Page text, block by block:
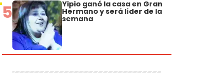
5 Yipio ganó la casa en Gran
Hermano y será líder de la
semana